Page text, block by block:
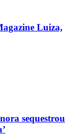
Luiza,
sequestrou